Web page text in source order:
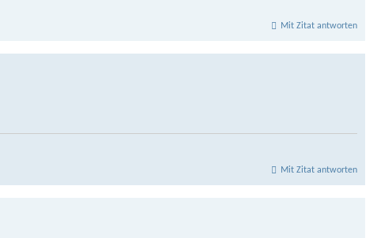
Mit Zitat antworten
Mit Zitat antworten